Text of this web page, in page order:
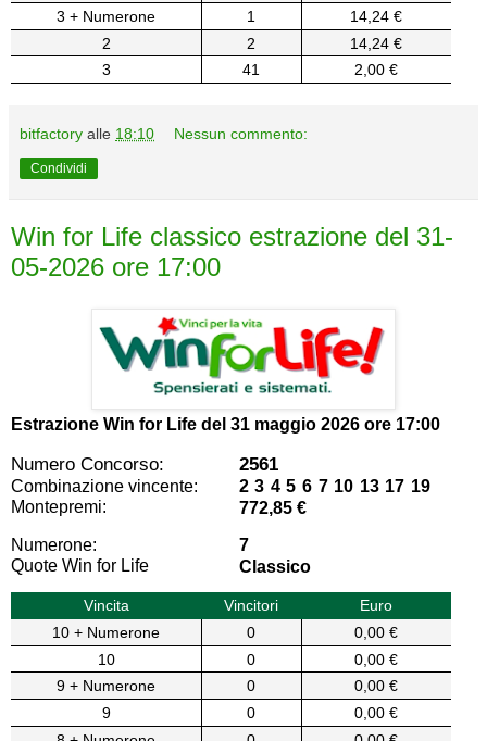
3 + Numerone
1
14,24 €
2
2
14,24 €
3
41 2,00 €
bitfactory alle 18:10 Nessun commento:
Condividi
Win for Life classico estrazione del 31-
05-2026 ore 17:00
Estrazione Win for Life del 31 maggio 2026 ore 17:00
Numero Concorso: 2561
Combinazione vincente:
2 3 4 5 6 7 10 13 17 19
Montepremi:
772,85 €
Numerone:
7
Quote Win for Life
Classico
Vincita Vincitori
Euro
10 + Numerone
0
0,00 €
10
0
0,00 €
9 + Numerone
0
0,00 €
9
0
0,00 €